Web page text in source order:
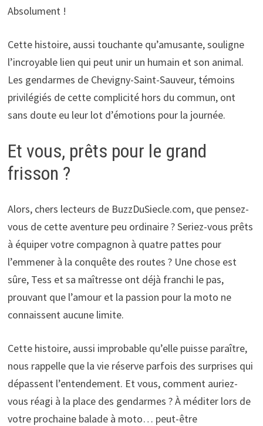
Absolument !
Cette histoire, aussi touchante qu’amusante, souligne
l’incroyable lien qui peut unir un humain et son animal.
Les gendarmes de Chevigny-Saint-Sauveur, témoins
privilégiés de cette complicité hors du commun, ont
sans doute eu leur lot d’émotions pour la journée.
Et vous, prêts pour le grand
frisson ?
Alors, chers lecteurs de BuzzDuSiecle.com, que pensez-
vous de cette aventure peu ordinaire ? Seriez-vous prêts
à équiper votre compagnon à quatre pattes pour
l’emmener à la conquête des routes ? Une chose est
sûre, Tess et sa maîtresse ont déjà franchi le pas,
prouvant que l’amour et la passion pour la moto ne
connaissent aucune limite.
Cette histoire, aussi improbable qu’elle puisse paraître,
nous rappelle que la vie réserve parfois des surprises qui
dépassent l’entendement. Et vous, comment auriez-
vous réagi à la place des gendarmes ? À méditer lors de
votre prochaine balade à moto… peut-être